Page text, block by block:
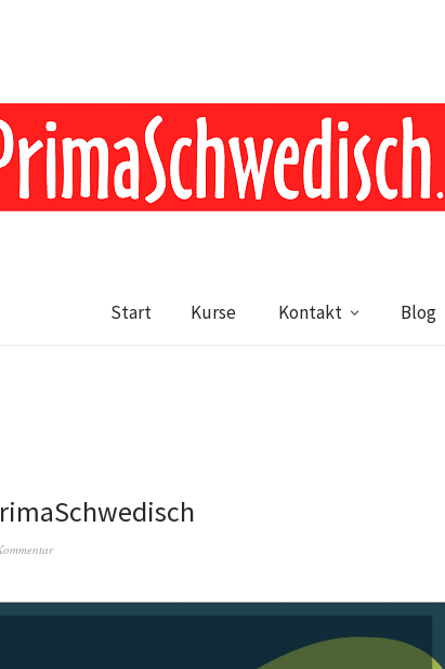
Start Kurse Kontakt Blog